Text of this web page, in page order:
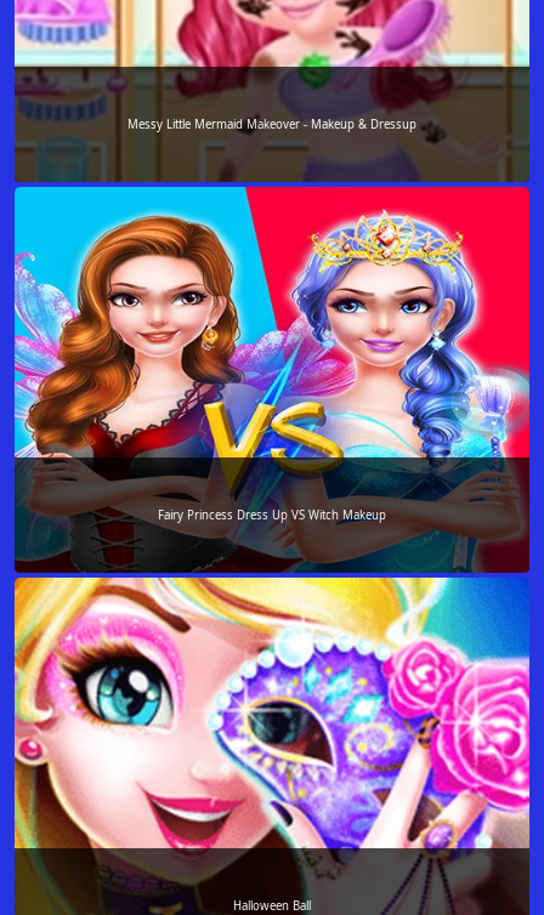
Messy Little Mermaid Makeover - Makeup & Dressup
Fairy Princess Dress Up VS Witch Makeup
Halloween Ball